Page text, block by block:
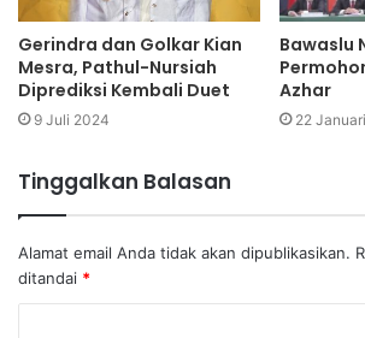
Gerindra dan Golkar Kian
Mesra, Pathul-Nursiah
Diprediksi Kembali Duet
9 Juli 2024
Bawaslu
Azhar
22
Tinggalkan Balasan
Alamat email Anda tidak akan dipublikasikan.
ditandai *